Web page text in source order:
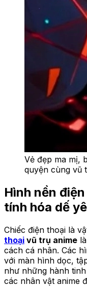
Vẻ đẹp ma mị,
quyện cùng vũ
Hình nền
tính hóa dế
Chiếc điện thoại là
thoại vũ trụ anime
cách cá nhân. Các
với màn hình dọc,
như những hành
các nhân vật anime